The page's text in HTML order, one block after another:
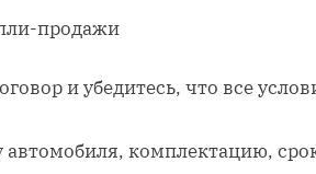
продажи
и убедитесь, что все
комплектацию,